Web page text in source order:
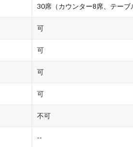
30席（カウンター8席、テーブ
可
可
可
可
不可
--